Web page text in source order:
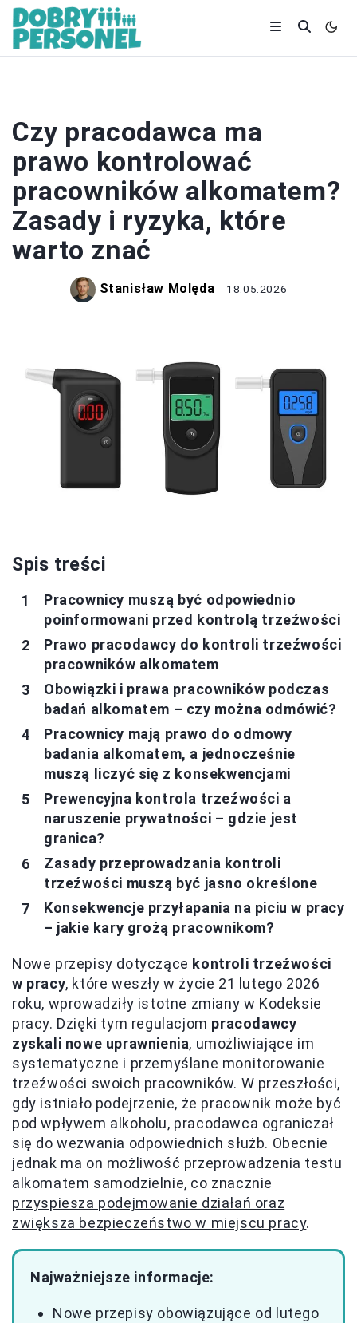
Czy pracodawca ma
prawo kontrolować
pracowników alkomatem?
Zasady i ryzyka, które
warto znać
Stanisław Molęda 18.05.2026
Spis treści
Pracownicy muszą być odpowiednio
poinformowani przed kontrolą trzeźwości
Prawo pracodawcy do kontroli trzeźwości
pracowników alkomatem
Obowiązki i prawa pracowników podczas
badań alkomatem – czy można odmówić?
Pracownicy mają prawo do odmowy
badania alkomatem, a jednocześnie
muszą liczyć się z konsekwencjami
Prewencyjna kontrola trzeźwości a
naruszenie prywatności – gdzie jest
granica?
Zasady przeprowadzania kontroli
trzeźwości muszą być jasno określone
Konsekwencje przyłapania na piciu w pracy
– jakie kary grożą pracownikom?
Nowe przepisy dotyczące kontroli trzeźwości
w pracy, które weszły w życie 21 lutego 2026
roku, wprowadziły istotne zmiany w Kodeksie
pracy. Dzięki tym regulacjom pracodawcy
zyskali nowe uprawnienia, umożliwiające im
systematyczne i przemyślane monitorowanie
trzeźwości swoich pracowników. W przeszłości,
gdy istniało podejrzenie, że pracownik może być
pod wpływem alkoholu, pracodawca ograniczał
się do wezwania odpowiednich służb. Obecnie
jednak ma on możliwość przeprowadzenia testu
alkomatem samodzielnie, co znacznie
przyspiesza podejmowanie działań oraz
zwiększa bezpieczeństwo w miejscu pracy.
Najważniejsze informacje:
Nowe przepisy obowiązujące od lutego